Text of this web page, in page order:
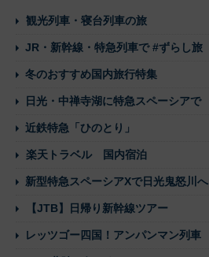
観光列車・寝台列車の旅
JR・新幹線・特急列車で #ずらし旅
冬のおすすめ国内旅行特集
日光・中禅寺湖に特急スペーシアで
近鉄特急「ひのとり」
楽天トラベル 国内宿泊
新型特急スペーシアXで日光鬼怒川へ
【JTB】日帰り新幹線ツアー
レッツゴー四国！アンパンマン列車